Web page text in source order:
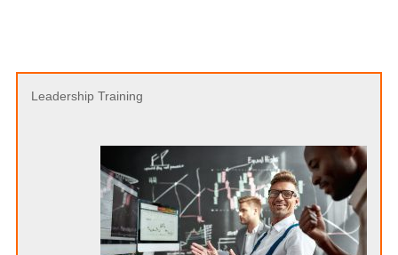
Leadership Training